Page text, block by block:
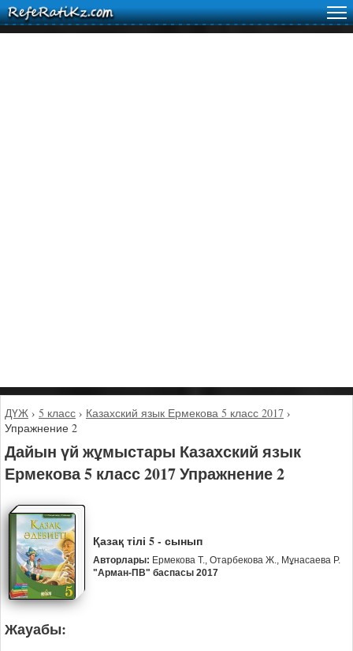
ДҮЖ › 5 класс › Казахский язык Ермекова 5 класс 2017 ›
Упражнение 2
Дайын үй жұмыстары Казахский язык
Ермекова 5 класс 2017 Упражнение 2
Қазақ тілі 5 - сынып
Авторлары: Ермекова Т., Отарбекова Ж., Мұнасаева Р.
"Арман-ПВ" баспасы 2017
Жауабы: